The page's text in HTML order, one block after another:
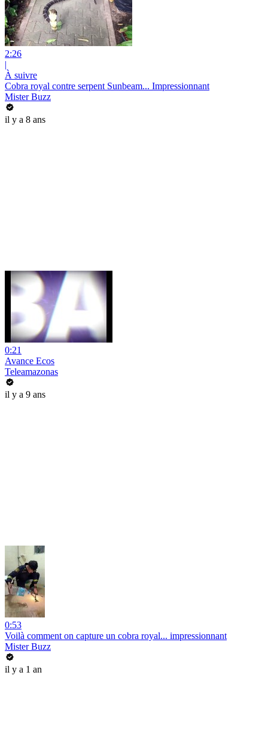
2:26
|
À suivre
Cobra royal contre serpent Sunbeam... Impressionnant
Mister Buzz
il y a 8 ans
0:21
Avance Ecos
Teleamazonas
il y a 9 ans
0:53
Voilà comment on capture un cobra royal... impressionnant
Mister Buzz
il y a 1 an